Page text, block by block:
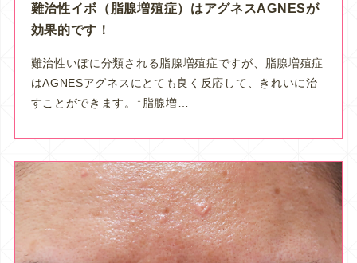
難治性イボ（脂腺増殖症）はアグネスAGNESが
効果的です！
難治性いぼに分類される脂腺増殖症ですが、脂腺増殖症
はAGNESアグネスにとても良く反応して、きれいに治
すことができます。↑脂腺増…